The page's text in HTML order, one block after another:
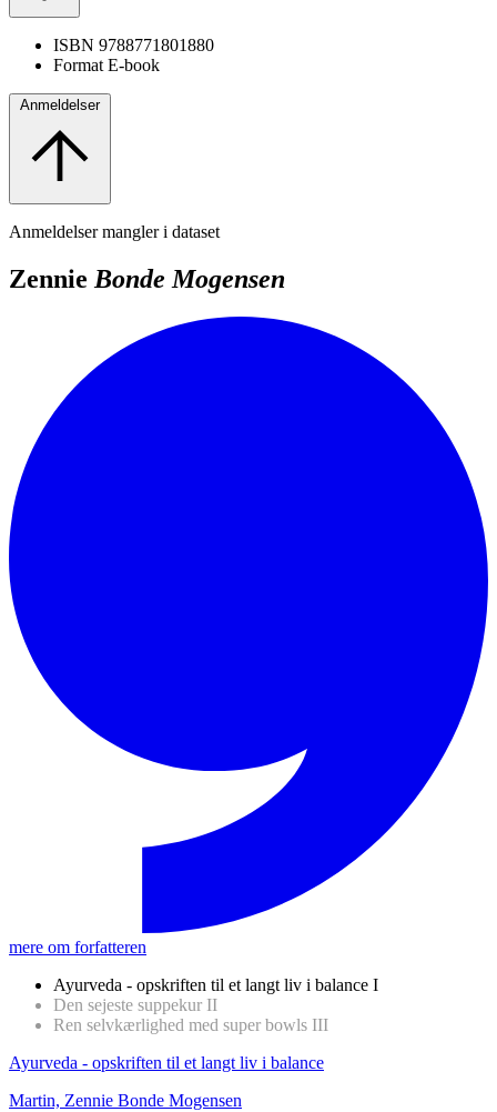
ISBN 9788771801880
Format E-book
Anmeldelser
Anmeldelser mangler i dataset
Zennie Bonde Mogensen
mere om forfatteren
Ayurveda - opskriften til et langt liv i balance I
Den sejeste suppekur II
Ren selvkærlighed med super bowls III
Ayurveda - opskriften til et langt liv i balance
Martin, Zennie Bonde Mogensen